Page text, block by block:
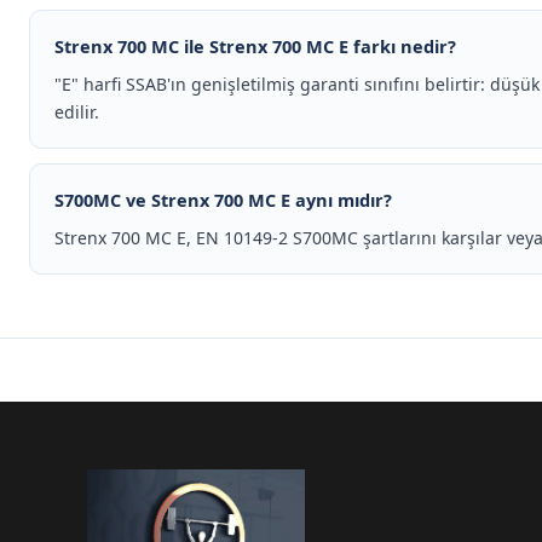
Strenx 700 MC ile Strenx 700 MC E farkı nedir?
"E" harfi SSAB'ın genişletilmiş garanti sınıfını belirtir:
edilir.
S700MC ve Strenx 700 MC E aynı mıdır?
Strenx 700 MC E, EN 10149-2 S700MC şartlarını karşılar